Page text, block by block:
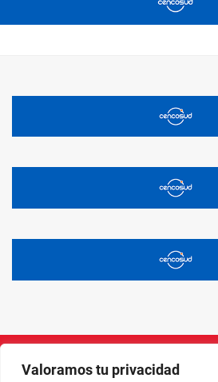
Valoramos tu privacidad
InstagramFacebook
X